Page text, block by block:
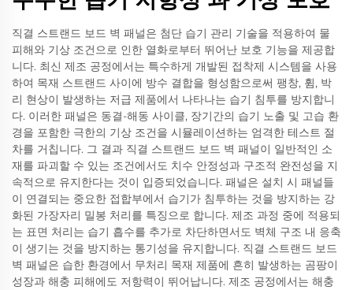
직결 스트랜드 보드 벽 패널은 첨단 습기 관리 기술을 적용하여 물
피해와 기상 조건으로 인한 열화로부터 뛰어난 보호 기능을 제공합
니다. 최신 제조 공정에서는 특수하게 개발된 접착제 시스템을 사용
하여 목재 스트랜드 사이에 방수 결합을 형성함으로써 팽창, 휨, 박
리 현상이 발생하는 저급 제품에서 나타나는 습기 침투를 방지합니
다. 이러한 패널은 동결-해동 사이클, 장기간의 습기 노출 및 고습 환
경을 포함한 극한의 기상 조건을 시뮬레이션하는 엄격한 테스트 절
차를 거칩니다. 그 결과 직결 스트랜드 보드 벽 패널이 일반적인 소
재를 파괴할 수 있는 조건에서도 치수 안정성과 구조적 완전성을 지
속적으로 유지한다는 것이 입증되었습니다. 패널은 설치 시 패널들
이 연결되는 중요한 접합부에서 습기가 침투하는 것을 방지하는 강
화된 가장자리 밀봉 처리를 특징으로 합니다. 제조 과정 중에 적용되
는 표면 처리는 습기 흡수를 추가로 차단하면서도 벽체 구조 내 응축
이 생기는 것을 방지하는 통기성을 유지합니다. 직결 스트랜드 보드
벽 패널은 습한 환경에서 무처리 목재 제품에 흔히 발생하는 곰팡이
성장과 해충 피해에도 저항력이 뛰어납니다. 제조 공정에서는 해충